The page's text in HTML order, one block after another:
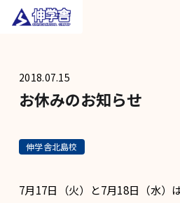
2018.07.15
お休みのお知らせ
伸学舎北島校
7月17日（火）と7月18日（水）